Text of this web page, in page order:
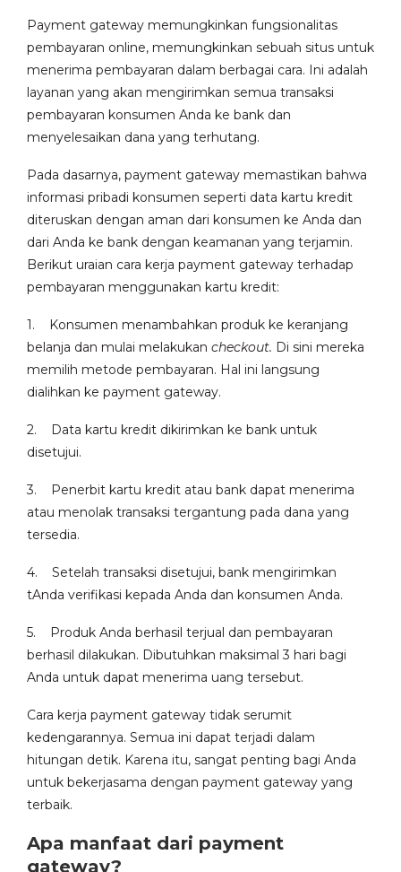
Payment gateway memungkinkan fungsionalitas
pembayaran online, memungkinkan sebuah situs untuk
menerima pembayaran dalam berbagai cara. Ini adalah
layanan yang akan mengirimkan semua transaksi
pembayaran konsumen Anda ke bank dan
menyelesaikan dana yang terhutang.
Pada dasarnya, payment gateway memastikan bahwa
informasi pribadi konsumen seperti data kartu kredit
diteruskan dengan aman dari konsumen ke Anda dan
dari Anda ke bank dengan keamanan yang terjamin.
Berikut uraian cara kerja payment gateway terhadap
pembayaran menggunakan kartu kredit:
1. Konsumen menambahkan produk ke keranjang
belanja dan mulai melakukan checkout. Di sini mereka
memilih metode pembayaran. Hal ini langsung
dialihkan ke payment gateway.
2. Data kartu kredit dikirimkan ke bank untuk
disetujui.
3. Penerbit kartu kredit atau bank dapat menerima
atau menolak transaksi tergantung pada dana yang
tersedia.
4. Setelah transaksi disetujui, bank mengirimkan
tAnda verifikasi kepada Anda dan konsumen Anda.
5. Produk Anda berhasil terjual dan pembayaran
berhasil dilakukan. Dibutuhkan maksimal 3 hari bagi
Anda untuk dapat menerima uang tersebut.
Cara kerja payment gateway tidak serumit
kedengarannya. Semua ini dapat terjadi dalam
hitungan detik. Karena itu, sangat penting bagi Anda
untuk bekerjasama dengan payment gateway yang
terbaik.
Apa manfaat dari payment
gateway?